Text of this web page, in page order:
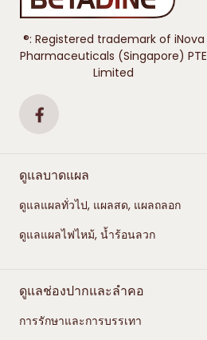
®: Registered trademark of iNova
Pharmaceuticals (Singapore) PTE
Limited
ดูแลบาดแผล
ดูแลแผลทั่วไป, แผลสด, แผลถลอก
ดูแลแผลไฟไหม้, น้ำร้อนลวก
ดูแลช่องปากและลำคอ
การรักษาและการบรรเทา